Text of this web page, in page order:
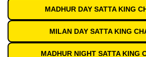
MADHUR DAY SATTA KING
MILAN DAY SATTA KING
MADHUR NIGHT SATTA KING